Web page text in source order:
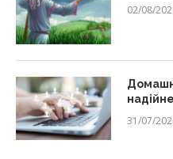
02/08/
31/07/